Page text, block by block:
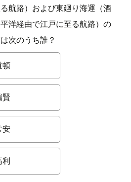
航路）および東廻り海運（酒
洋経由で江戸に至る航路）の
次のうち誰？
頓
賢
安